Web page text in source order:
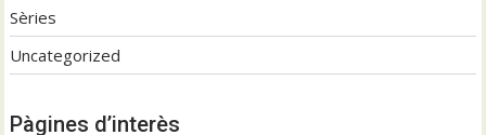
Sèries
Uncategorized
Pàgines d’interès